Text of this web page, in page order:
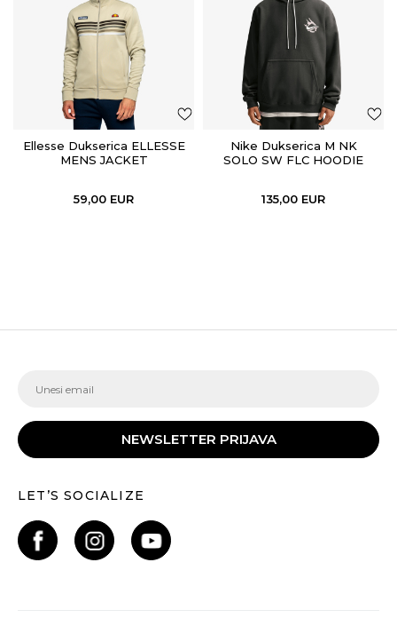
Ellesse Dukserica ELLESSE
MENS JACKET
59,00 EUR
Nike Dukserica M NK
SOLO SW FLC HOODIE
135,00 EUR
NEWSLETTER PRIJAVA
LET’S SOCIALIZE